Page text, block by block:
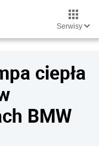
Serwisy
ciepła
BMW